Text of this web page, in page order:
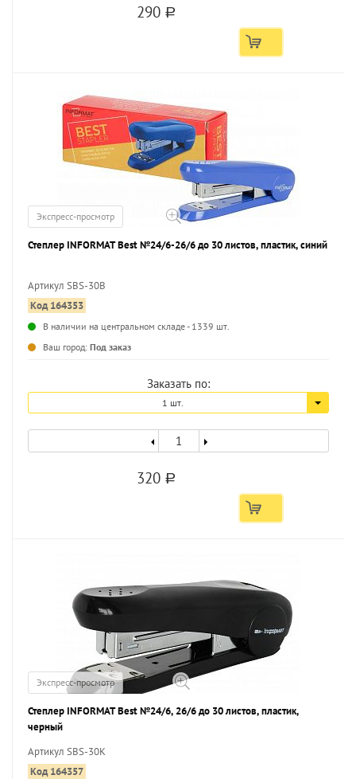
290 a
Экспресс-просмотр
Степлер INFORMAT Best №24/6-26/6 до 30 листов, пластик, синий
Артикул SBS-30B
Код 164353
В наличии на центральном складе - 1339 шт.
Ваш город: Под заказ
Заказать по:
1 шт.
320 a
Экспресс-просмотр
Степлер INFORMAT Best №24/6, 26/6 до 30 листов, пластик,
черный
Артикул SBS-30K
Код 164357